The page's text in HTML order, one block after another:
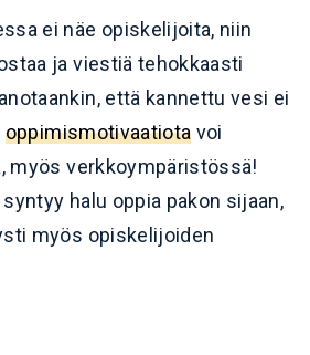
ei näe opiskelijoita, niin
ja viestiä tehokkaasti
että kannettu vesi ei
oppimismotivaatiota voi
myös verkkoympäristössä!
halu oppia pakon sijaan,
myös opiskelijoiden